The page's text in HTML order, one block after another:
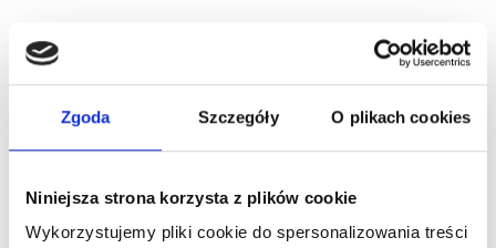
Zgoda Szczegóły O plikach cookies
Niniejsza strona korzysta z plików cookie
Wykorzystujemy pliki cookie do spersonalizowania treści
Zobacz więcej